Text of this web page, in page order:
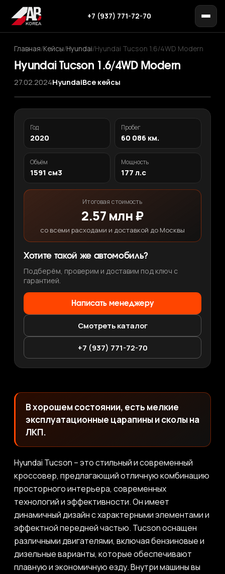
+7 (937) 771-72-70
Главная/Кейсы/Hyundai/Hyundai Tucson 1.6/4WD Modern
Hyundai Tucson 1.6/4WD Modern
27.02.2024HyundaiВсе кейсы
Год
2020
Пробег
60 086 км.
Объём
1591 см3
Мощность
177 л.с
Итоговая стоимость
2.57 млн ₽
со всеми расходами и доставкой до Москвы
Хотите такой же автомобиль?
Подберём, проверим и доставим под ключ с
гарантией.
Написать менеджеру
Смотреть каталог
+7 (937) 771-72-70
В хорошем состоянии, есть мелкие
эксплуатационные царапины и сколы на
ЛКП.
Hyundai Tucson – это стильный и современный
кроссовер, предлагающий отличную комбинацию
просторного интерьера, современных
технологий и эффективности. Он имеет
динамичный дизайн с характерными элементами и
эффектной передней частью. Tucson оснащен
различными двигателями, включая бензиновые и
дизельные варианты, которые обеспечивают
плавную и экономичную езду. Внутри машины вы